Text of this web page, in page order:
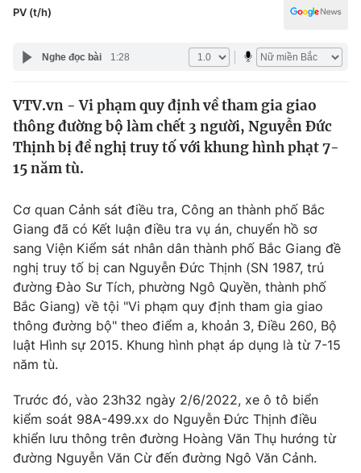
Y tế
Thế giới
Thế giới đó đây
Câu chuyện quốc tế
Kinh tế
Tài chính
Thị trường
Góc doanh nghiệp
Dữ liệu và đời sống
Truyền hình
Phim VTV
Hậu trường
Nhân vật
Khán giả
Giải sao mai
Giải trí
Âm nhạc
Sao
Đời sống
Du lịch
Làm đẹp
Giáo dục
Đời sống
Giáo dục
PV (t/h)
Nghe đọc bài 1:28
VTV.vn - Vi phạm quy định về tham gia giao
thông đường bộ làm chết 3 người, Nguyễn Đức
Thịnh bị đề nghị truy tố với khung hình phạt 7-
15 năm tù.
Cơ quan Cảnh sát điều tra, Công an thành phố Bắc
Giang đã có Kết luận điều tra vụ án, chuyển hồ sơ
sang Viện Kiểm sát nhân dân thành phố Bắc Giang đề
nghị truy tố bị can Nguyễn Đức Thịnh (SN 1987, trú
đường Đào Sư Tích, phường Ngô Quyền, thành phố
Bắc Giang) về tội "Vi phạm quy định tham gia giao
thông đường bộ" theo điểm a, khoản 3, Điều 260, Bộ
luật Hình sự 2015. Khung hình phạt áp dụng là từ 7-15
năm tù.
Trước đó, vào 23h32 ngày 2/6/2022, xe ô tô biển
kiểm soát 98A-499.xx do Nguyễn Đức Thịnh điều
khiển lưu thông trên đường Hoàng Văn Thụ hướng từ
đường Nguyễn Văn Cừ đến đường Ngô Văn Cảnh.